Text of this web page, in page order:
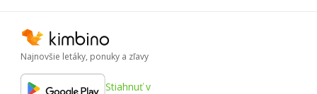
Najnovšie letáky, ponuky a zľavy
Stiahnuť v